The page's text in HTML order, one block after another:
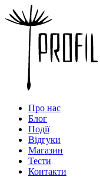
Про нас
Блог
Події
Відгуки
Магазин
Тести
Контакти